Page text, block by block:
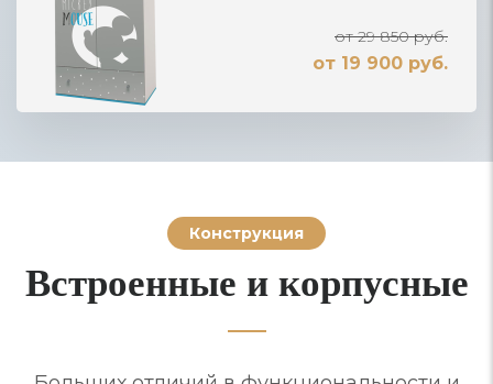
от 29 850 руб.
от 19 900 руб.
Конструкция
Встроенные и корпусные